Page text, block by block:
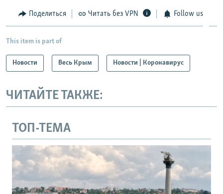
Поделиться Читать без VPN Follow us
This item is part of
Новости Весь Крым Новости | Коронавирус
ЧИТАЙТЕ ТАКЖЕ:
ТОП-ТЕМА